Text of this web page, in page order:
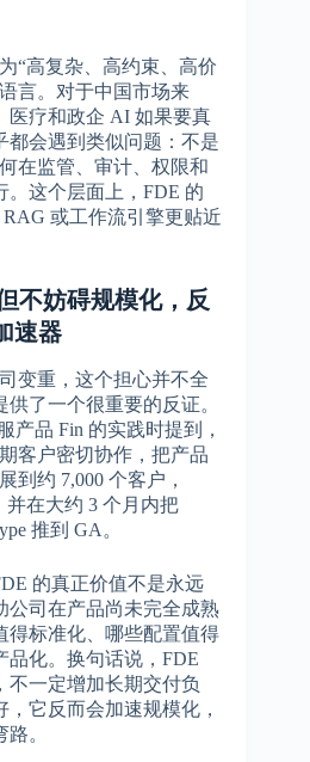
“高复杂、高约束、高价
言。对于中国市场来
医疗和政企 AI 如果要真
都会遇到类似问题：不是
在监管、审计、权限和
。这个层面上，FDE 的
或工作流引擎更贴近
不妨碍规模化，反
速器
变重，这个担心并不全
供了一个很重要的反证。
产品 Fin 的实践时提到，
客户密切协作，把产品
到约 7,000 个客户，
并在大约 3 个月内把
推到 GA。
的真正价值不是永远
公司在产品尚未完全成熟
得标准化、哪些配置值得
品化。换句话说，FDE
不一定增加长期交付负
它反而会加速规模化，
。